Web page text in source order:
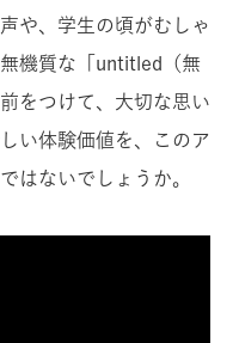
や、学生の頃がむしゃ
機質な「untitled（無
をつけて、大切な思い
い体験価値を、このア
はないでしょうか。